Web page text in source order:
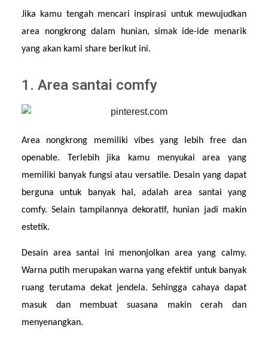
Jika kamu tengah mencari inspirasi untuk mewujudkan
area nongkrong dalam hunian, simak ide-ide menarik
yang akan kami share berikut ini.
1. Area santai comfy
Area nongkrong memiliki vibes yang lebih free dan
openable. Terlebih jika kamu menyukai area yang
memiliki banyak fungsi atau versatile. Desain yang dapat
berguna untuk banyak hal, adalah area santai yang
comfy. Selain tampilannya dekoratif, hunian jadi makin
estetik.
Desain area santai ini menonjolkan area yang calmy.
Warna putih merupakan warna yang efektif untuk banyak
ruang terutama dekat jendela. Sehingga cahaya dapat
masuk dan membuat suasana makin cerah dan
menyenangkan.